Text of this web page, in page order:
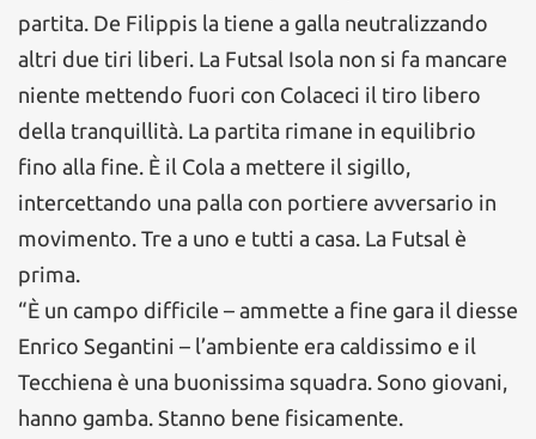
partita. De Filippis la tiene a galla neutralizzando
altri due tiri liberi. La Futsal Isola non si fa mancare
niente mettendo fuori con Colaceci il tiro libero
della tranquillità. La partita rimane in equilibrio
fino alla fine. È il Cola a mettere il sigillo,
intercettando una palla con portiere avversario in
movimento. Tre a uno e tutti a casa. La Futsal è
prima.
“È un campo difficile – ammette a fine gara il diesse
Enrico Segantini – l’ambiente era caldissimo e il
Tecchiena è una buonissima squadra. Sono giovani,
hanno gamba. Stanno bene fisicamente.